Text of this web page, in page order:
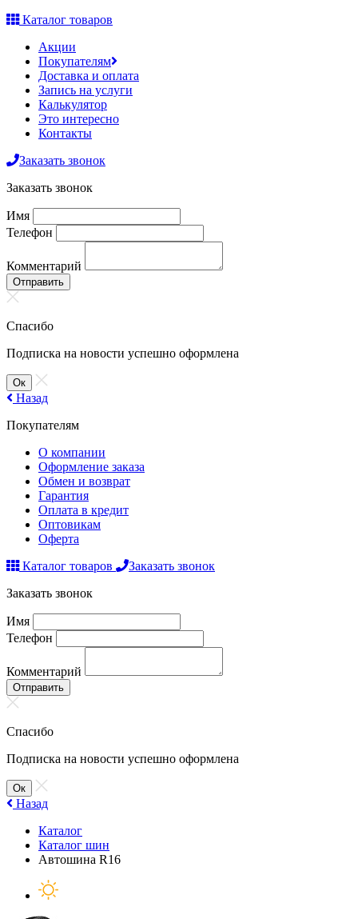
Каталог товаров
Акции
Покупателям
Доставка и оплата
Запись на услуги
Калькулятор
Это интересно
Контакты
Заказать звонок
Заказать звонок
Имя
Телефон
Комментарий
Отправить
Спасибо
Подписка на новости успешно оформлена
Ок
Назад
Покупателям
О компании
Оформление заказа
Обмен и возврат
Гарантия
Оплата в кредит
Оптовикам
Оферта
Каталог товаров
Заказать звонок
Заказать звонок
Имя
Телефон
Комментарий
Отправить
Спасибо
Подписка на новости успешно оформлена
Ок
Назад
Каталог
Каталог шин
Автошина R16